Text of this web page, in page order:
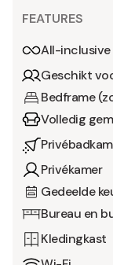
FEATURES
All-
Geschikt
Bedframe
Volledig
Privékamer
Gedeelde
Bureau en
Kledingkast